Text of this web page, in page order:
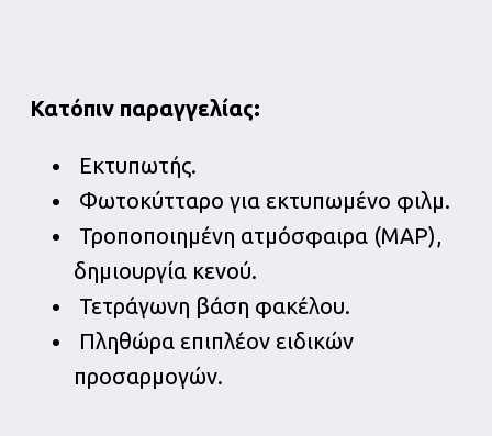
Κατόπιν παραγγελίας:
Εκτυπωτής.
Φωτοκύτταρο για εκτυπωμένο φιλμ.
Τροποποιημένη ατμόσφαιρα (MAP),
δημιουργία κενού.
Τετράγωνη βάση φακέλου.
Πληθώρα επιπλέον ειδικών
προσαρμογών.